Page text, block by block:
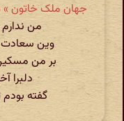
جهان ملک خاتون »
من
وین سعادت
بر من
دلبرا
گفته